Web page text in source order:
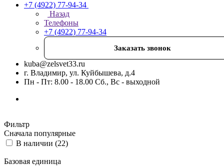
+7 (4922) 77-94-34
Назад
Телефоны
+7 (4922) 77-94-34
Заказать звонок
kuba@zelsvet33.ru
г. Владимир, ул. Куйбышева, д.4
Пн - Пт: 8.00 - 18.00 Сб., Вс - выходной
Фильтр
Сначала популярные
В наличии (22)
Базовая единица